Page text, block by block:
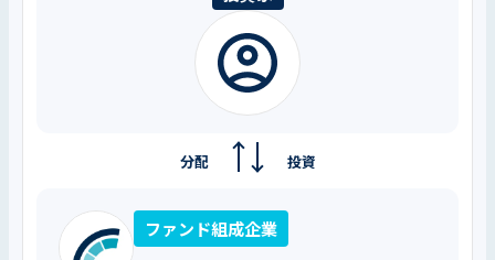
投資
分配
ファンド組成企業